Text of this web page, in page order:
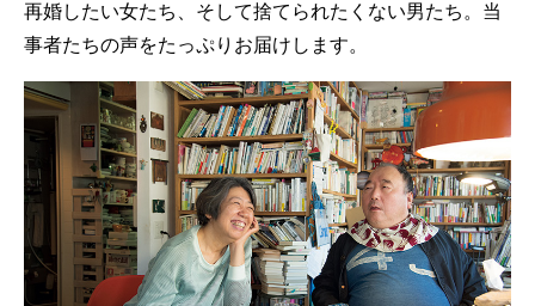
再婚したい女たち、そして捨てられたくない男たち。当
事者たちの声をたっぷりお届けします。